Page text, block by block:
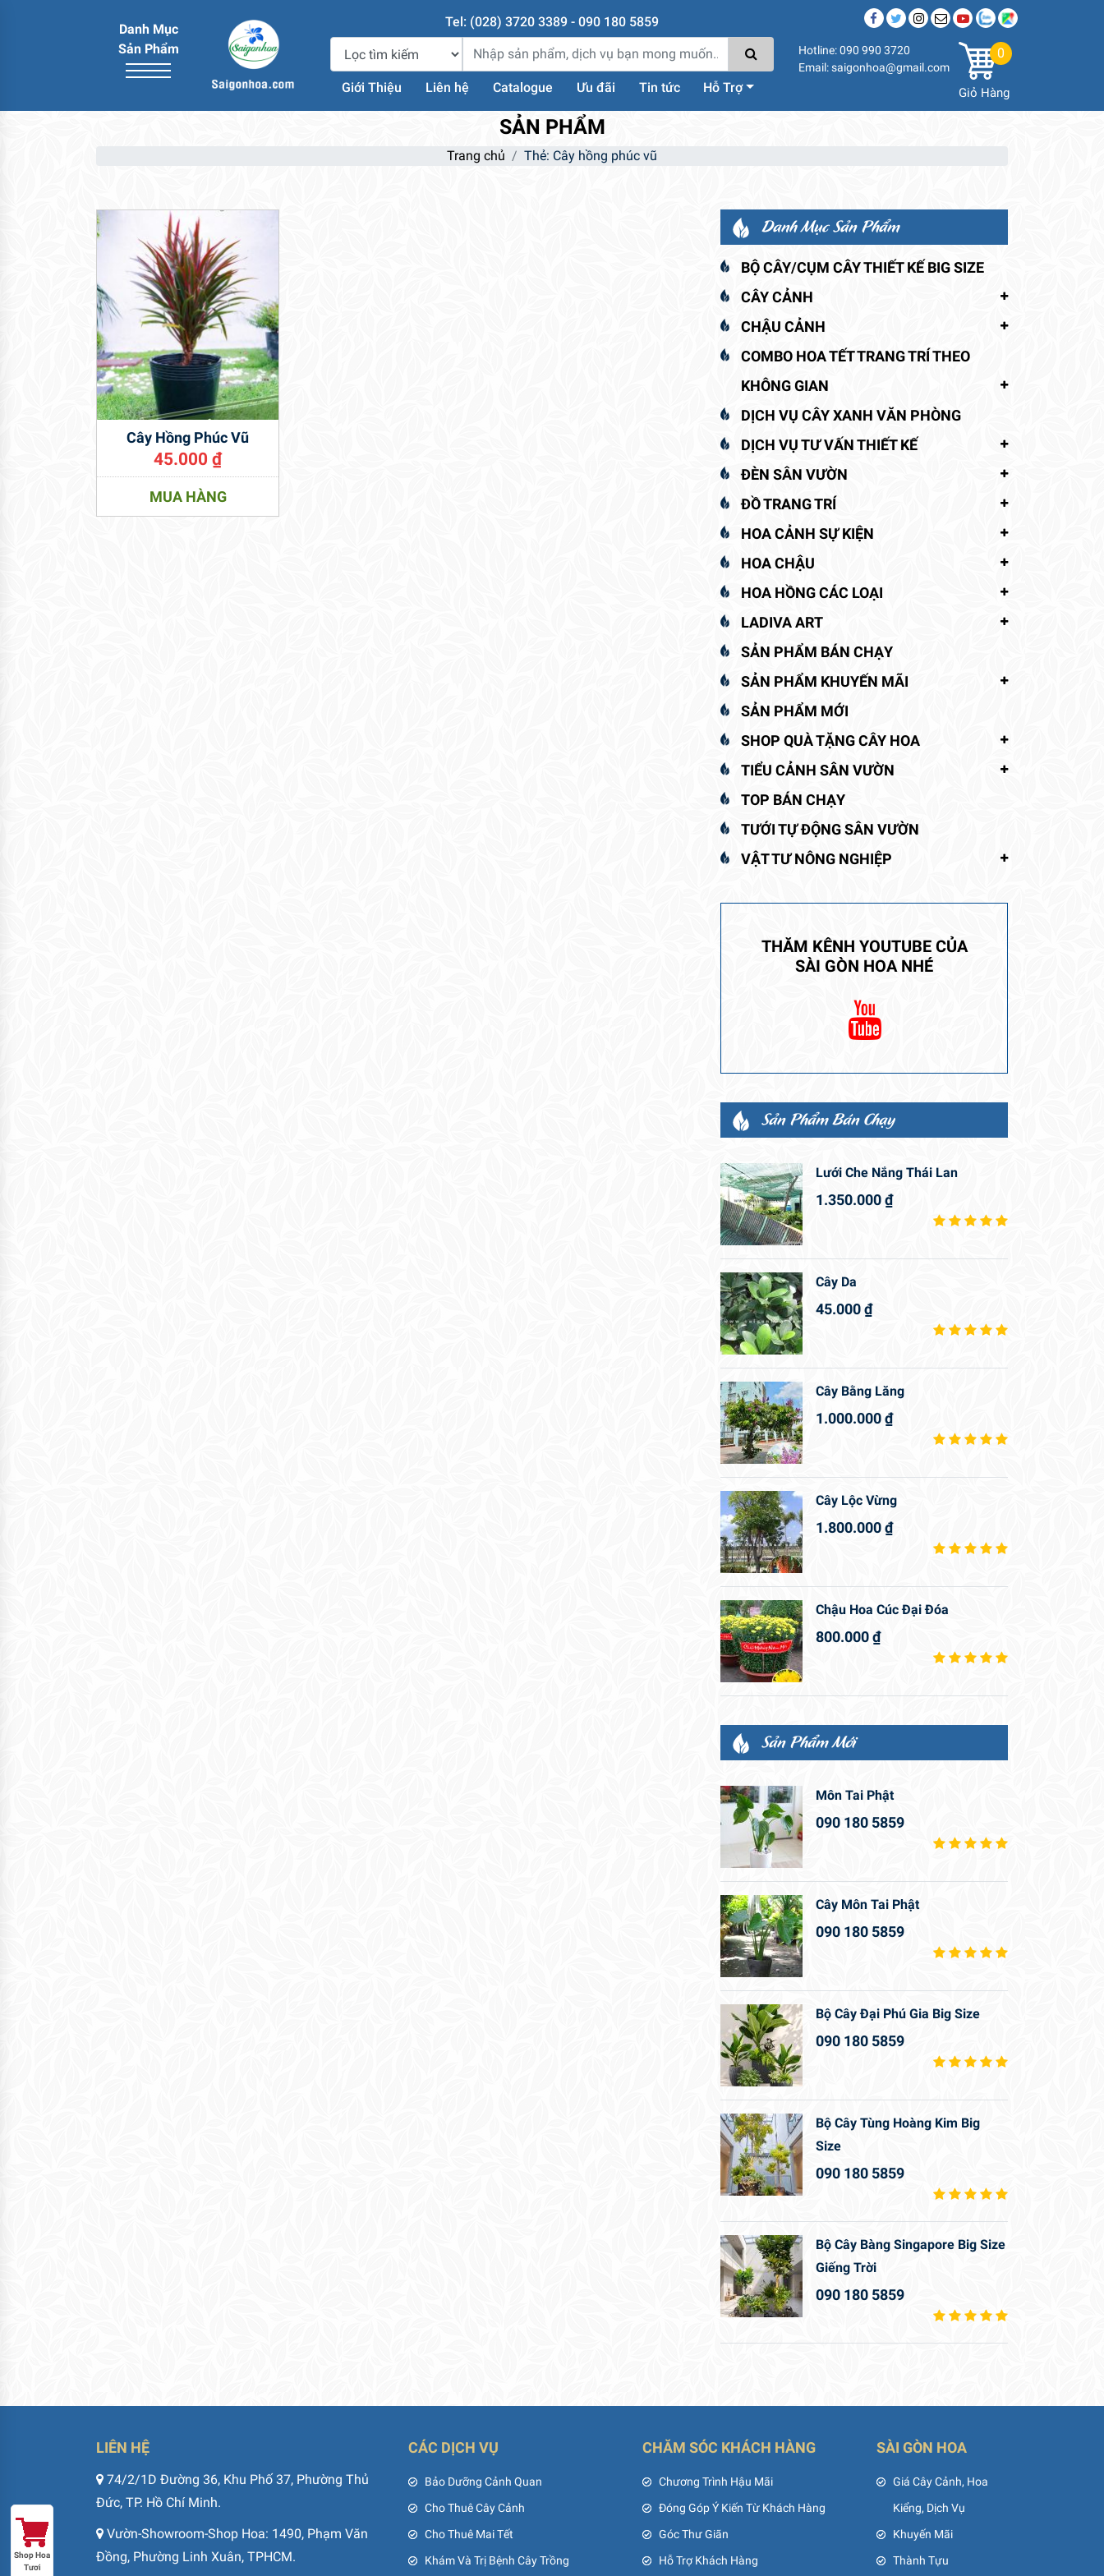
Danh Mục
Sản Phẩm
Tel: (028) 3720 3389 - 090 180 5859
Giới Thiệu Liên hệ Catalogue Ưu đãi Tin tức Hỗ Trợ
Hotline: 090 990 3720
Email: saigonhoa@gmail.com
0
Giỏ Hàng
SẢN PHẨM
Trang chủ Thẻ: Cây hồng phúc vũ
Cây Hồng Phúc Vũ
45.000₫
MUA HÀNG
Danh Mục Sản Phẩm
BỘ CÂY/CỤM CÂY THIẾT KẾ BIG SIZE
CÂY CẢNH
CHẬU CẢNH
COMBO HOA TẾT TRANG TRÍ THEO
KHÔNG GIAN
DỊCH VỤ CÂY XANH VĂN PHÒNG
DỊCH VỤ TƯ VẤN THIẾT KẾ
ĐÈN SÂN VƯỜN
ĐỒ TRANG TRÍ
HOA CẢNH SỰ KIỆN
HOA CHẬU
HOA HỒNG CÁC LOẠI
LADIVA ART
SẢN PHẨM BÁN CHẠY
SẢN PHẨM KHUYẾN MÃI
SẢN PHẨM MỚI
SHOP QUÀ TẶNG CÂY HOA
TIỂU CẢNH SÂN VƯỜN
TOP BÁN CHẠY
TƯỚI TỰ ĐỘNG SÂN VƯỜN
VẬT TƯ NÔNG NGHIỆP
THĂM KÊNH YOUTUBE CỦA
SÀI GÒN HOA NHÉ
Sản Phẩm Bán Chạy
Lưới Che Nắng Thái Lan
1.350.000₫
Cây Da
45.000₫
Cây Bằng Lăng
1.000.000₫
Cây Lộc Vừng
1.800.000₫
Chậu Hoa Cúc Đại Đóa
800.000₫
Sản Phẩm Mới
Môn Tai Phật
090 180 5859
Cây Môn Tai Phật
090 180 5859
Bộ Cây Đại Phú Gia Big Size
090 180 5859
Bộ Cây Tùng Hoàng Kim Big
Size
090 180 5859
Bộ Cây Bàng Singapore Big Size
Giếng Trời
090 180 5859
LIÊN HỆ
74/2/1D Đường 36, Khu Phố 37, Phường Thủ
Đức, TP. Hồ Chí Minh.
Vườn-Showroom-Shop Hoa: 1490, Phạm Văn
Đồng, Phường Linh Xuân, TPHCM.
CÁC DỊCH VỤ
Bảo Dưỡng Cảnh Quan
Cho Thuê Cây Cảnh
Cho Thuê Mai Tết
Khám Và Trị Bệnh Cây Trồng
CHĂM SÓC KHÁCH HÀNG
Chương Trình Hậu Mãi
Đóng Góp Ý Kiến Từ Khách Hàng
Góc Thư Giãn
Hỗ Trợ Khách Hàng
SÀI GÒN HOA
Giá Cây Cảnh, Hoa
Kiểng, Dịch Vụ
Khuyến Mãi
Thành Tựu
Shop Hoa
Tươi